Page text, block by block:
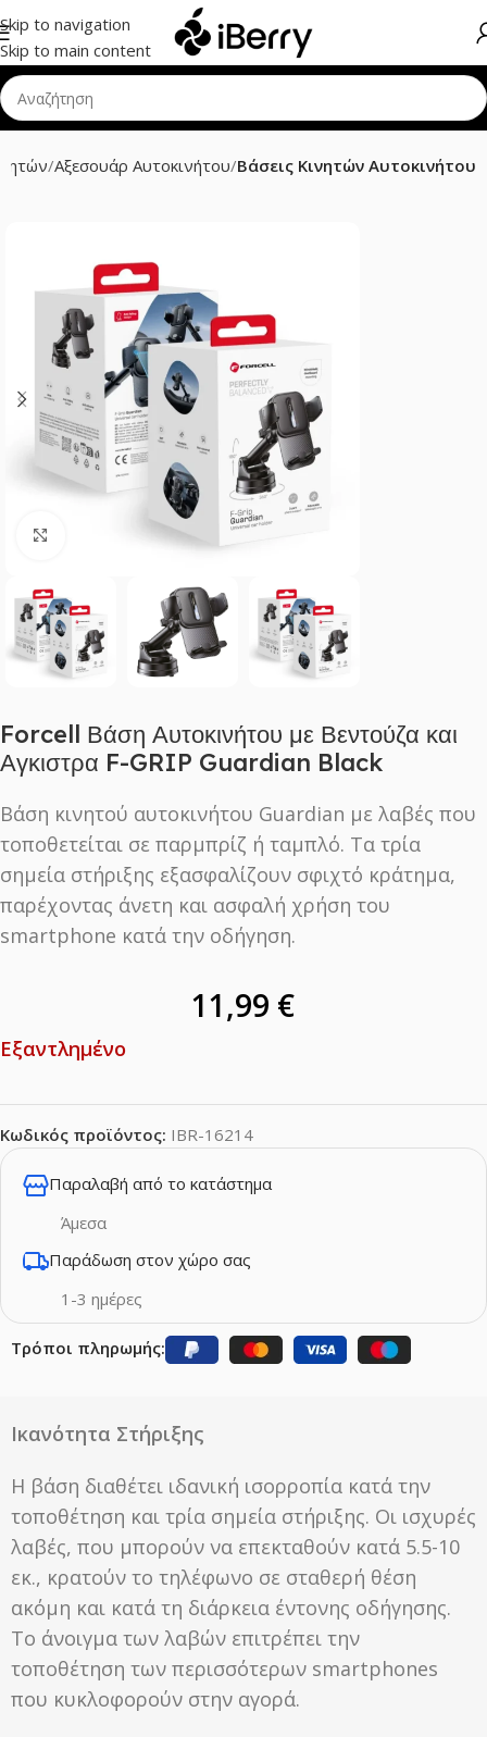
Skip to navigation
Skip to main content
Αξεσουάρ Αυτοκινήτου Βάσεις Κινητών Αυτοκινήτου
Click to enlarge
Forcell Βάση Αυτοκινήτου με Βεντούζα και
Αγκιστρα F-GRIP Guardian Black
Βάση κινητού αυτοκινήτου Guardian με λαβές που
τοποθετείται σε παρμπρίζ ή ταμπλό. Τα τρία
σημεία στήριξης εξασφαλίζουν σφιχτό κράτημα,
παρέχοντας άνετη και ασφαλή χρήση του
smartphone κατά την οδήγηση.
11,99 €
Εξαντλημένο
Κωδικός προϊόντος: IBR-16214
Παραλαβή από το κατάστημα
Άμεσα
Παράδωση στον χώρο σας
1-3 ημέρες
Τρόποι πληρωμής:
Ικανότητα Στήριξης
Η βάση διαθέτει ιδανική ισορροπία κατά την
τοποθέτηση και τρία σημεία στήριξης. Οι ισχυρές
λαβές, που μπορούν να επεκταθούν κατά 5.5-10
εκ., κρατούν το τηλέφωνο σε σταθερή θέση
ακόμη και κατά τη διάρκεια έντονης οδήγησης.
Το άνοιγμα των λαβών επιτρέπει την
τοποθέτηση των περισσότερων smartphones
που κυκλοφορούν στην αγορά.